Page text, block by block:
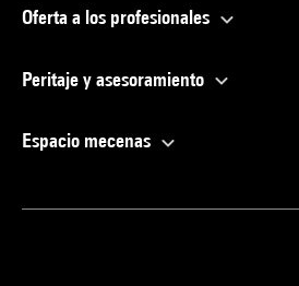
Oferta a los profesionales
Peritaje y asesoramiento
Espacio mecenas